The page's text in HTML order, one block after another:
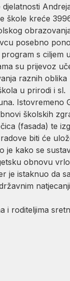
škole kreće
posebno
s
su prijevoz
raznih
u prirodi i sl.
školskih
(fasada) te
biti će
je kako se
obnovu
je istaknuo da
roditeljima